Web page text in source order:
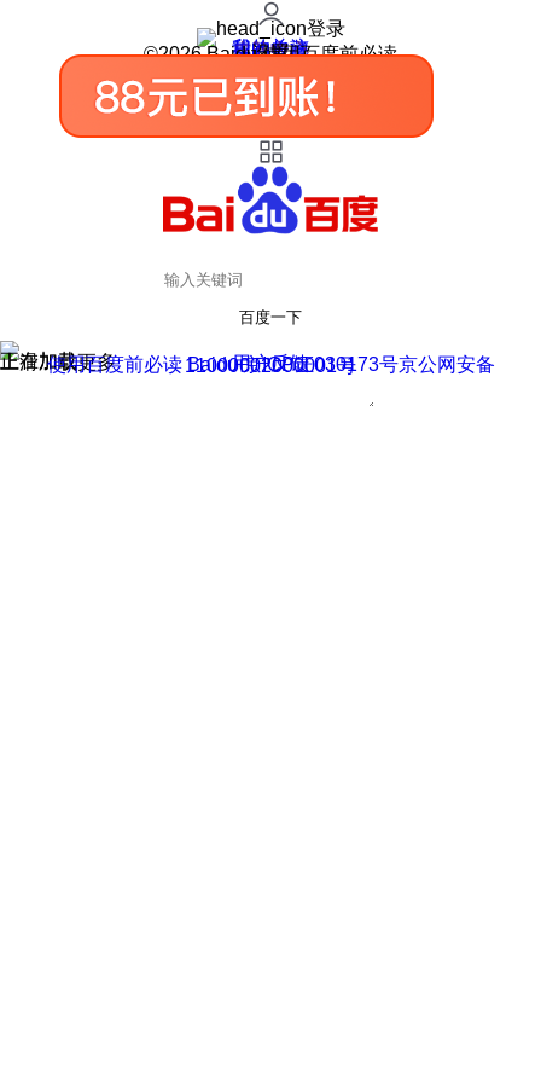
登录
我的关注
我的收藏
皮肤中心
用户反馈
设置
©2026 Baidu 使用百度前必读
百度一下
正在加载
上滑加载更多 用户反馈
使用百度前必读 Baidu 京ICP证030173号
京公网安备11000002000001号